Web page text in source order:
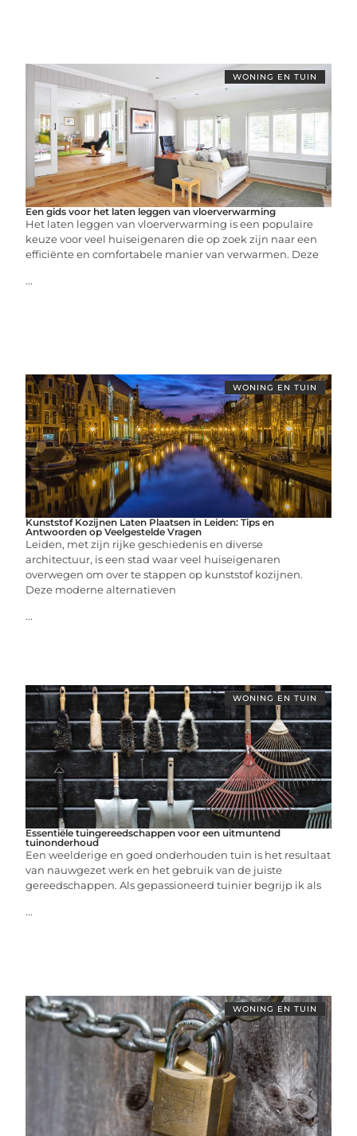
WONING EN TUIN
Een gids voor het laten leggen van vloerverwarming
Het laten leggen van vloerverwarming is een populaire
keuze voor veel huiseigenaren die op zoek zijn naar een
efficiënte en comfortabele manier van verwarmen. Deze
...
WONING EN TUIN
Kunststof Kozijnen Laten Plaatsen in Leiden: Tips en
Antwoorden op Veelgestelde Vragen
Leiden, met zijn rijke geschiedenis en diverse
architectuur, is een stad waar veel huiseigenaren
overwegen om over te stappen op kunststof kozijnen.
Deze moderne alternatieven
...
WONING EN TUIN
Essentiële tuingereedschappen voor een uitmuntend
tuinonderhoud
Een weelderige en goed onderhouden tuin is het resultaat
van nauwgezet werk en het gebruik van de juiste
gereedschappen. Als gepassioneerd tuinier begrijp ik als
...
WONING EN TUIN